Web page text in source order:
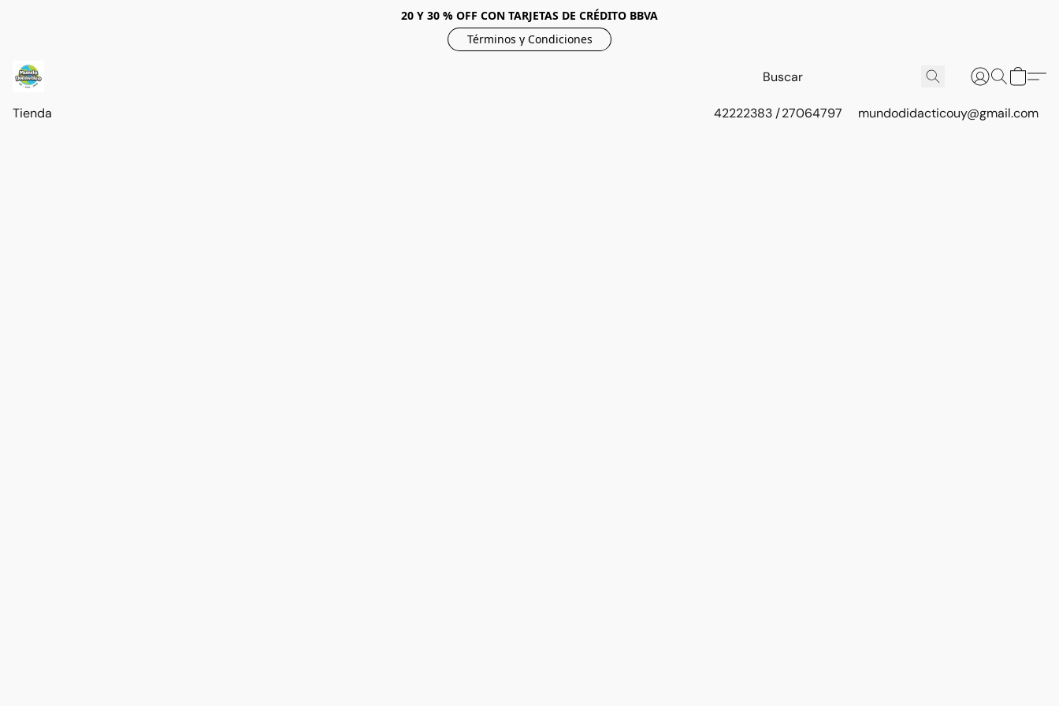
20 Y 30 % OFF CON TARJETAS DE CRÉDITO BBVA
Términos y Condiciones
Tienda 42222383 / 27064797 mundodidacticouy@gmail.com